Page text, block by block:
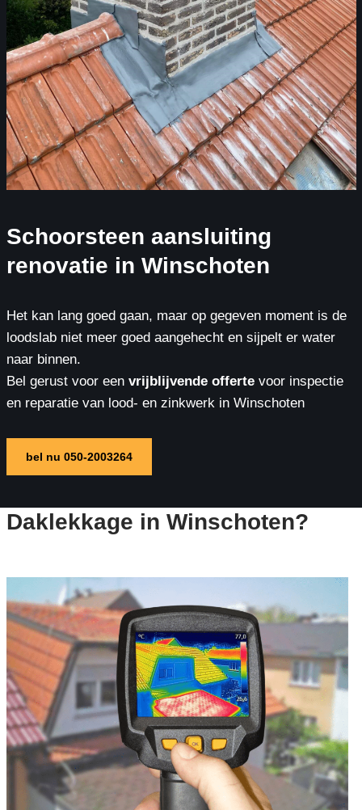
Schoorsteen aansluiting
renovatie in Winschoten
Het kan lang goed gaan, maar op gegeven moment is de
loodslab niet meer goed aangehecht en sijpelt er water
naar binnen.
Bel gerust voor eenvrijblijvende offertevoor inspectie
en reparatie van lood- en zinkwerk in Winschoten
bel nu 050-2003264
Daklekkage in Winschoten?